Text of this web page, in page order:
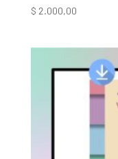
$ 2.000,00